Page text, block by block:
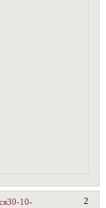
2
30-10-